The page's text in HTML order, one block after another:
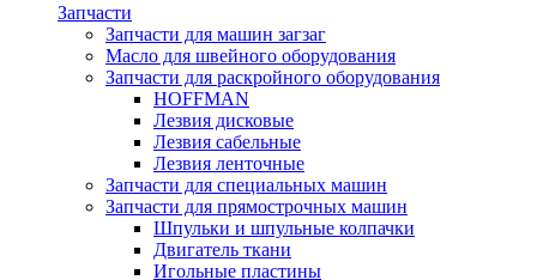
Запчасти
Запчасти для машин загзаг
Масло для швейного оборудования
Запчасти для раскройного оборудования
HOFFMAN
Лезвия дисковые
Лезвия сабельные
Лезвия ленточные
Запчасти для специальных машин
Запчасти для прямострочных машин
Шпульки и шпульные колпачки
Двигатель ткани
Игольные пластины